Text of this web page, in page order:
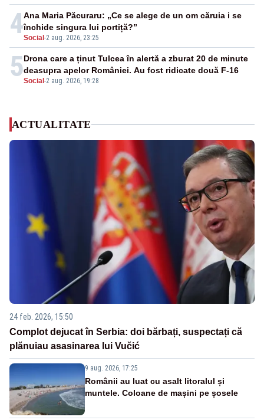
4Social -2 aug. 2026, 23:25
Ana Maria Păcuraru: „Ce se alege de un om căruia i se
închide singura lui portiță?”
5Social -2 aug. 2026, 19:28
Drona care a ținut Tulcea în alertă a zburat 20 de minute
deasupra apelor României. Au fost ridicate două F-16
ACTUALITATE
24 feb. 2026, 15:50
Complot dejucat în Serbia: doi bărbați, suspectați că
plănuiau asasinarea lui Vučić
9 aug. 2026, 17:25
Românii au luat cu asalt litoralul și
muntele. Coloane de mașini pe șosele